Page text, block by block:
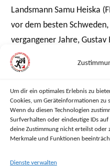
Um dir ein optimales Erlebnis zu
Cookies, um Geräteinformationen
Wenn du diesen Technologien
Surfverhalten oder eindeutige IDs
deine Zustimmung nicht erteilst oder
Merkmale und Funktionen
Dienste verwalten
Landsmann Samu Heiska
vor dem besten
vergangener Jahre, Gustav
Nach dem 2. Wechsel
nicht nur aufgeholt,
mit nun 2:33 min doch
während Finnland 2 mit
Platz vor den stark
Hinge als 2.Läufer halten.